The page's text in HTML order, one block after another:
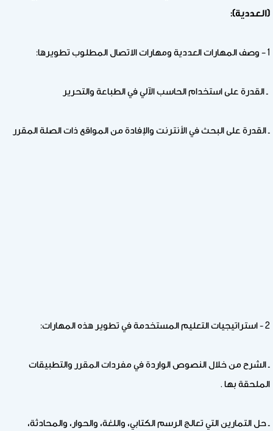
(العددية):
1 – وصف المهارات العددية ومهارات الاتصال المطلوب تطويرها:
ـ القدرة على استخدام الحاسب الآلي في الطباعة والتحرير
ـ القدرة على البحث في الأنترنت والإفادة من المواقع ذات الصلة المقرر
2 - استراتيجيات التعليم المستخدمة في تطوير هذه المهارات:
ـ الشرح من خلال النصوص الواردة في مفردات المقرر والتطبيقات
الملحقة بها .
ـ حل التمارين التي تعالج الرسم الكتابي، واللغة، والحوار، والمحادثة،